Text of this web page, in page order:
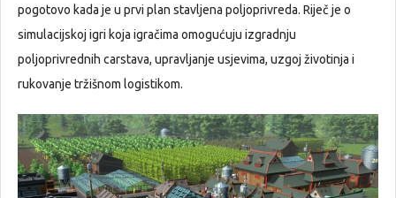
pogotovo kada je u prvi plan stavljena poljoprivreda. Riječ je o
simulacijskoj igri koja igračima omogućuju izgradnju
poljoprivrednih carstava, upravljanje usjevima, uzgoj životinja i
rukovanje tržišnom logistikom.